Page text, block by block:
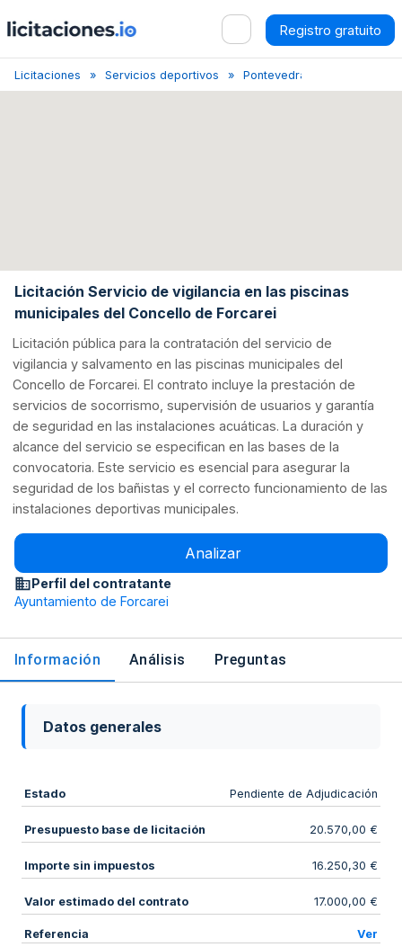
Registro gratuito
Licitaciones Servicios deportivos Pontevedra
Licitación Servicio de vigilancia en las piscinas
municipales del Concello de Forcarei
Licitación pública para la contratación del servicio de
vigilancia y salvamento en las piscinas municipales del
Concello de Forcarei. El contrato incluye la prestación de
servicios de socorrismo, supervisión de usuarios y garantía
de seguridad en las instalaciones acuáticas. La duración y
alcance del servicio se especifican en las bases de la
convocatoria. Este servicio es esencial para asegurar la
seguridad de los bañistas y el correcto funcionamiento de las
instalaciones deportivas municipales.
Analizar
Perfil del contratante
Ayuntamiento de Forcarei
Información Análisis Preguntas
Datos generales
Estado Pendiente de Adjudicación
Presupuesto base de licitación 20.570,00 €
Importe sin impuestos 16.250,30 €
Valor estimado del contrato 17.000,00 €
Referencia Ver